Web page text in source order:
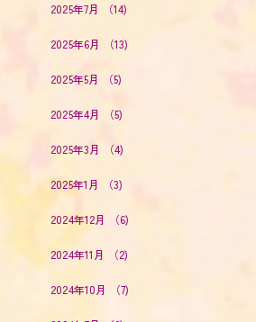
2025年7月 （14)
2025年6月 （13)
2025年5月 （5)
2025年4月 （5)
2025年3月 （4)
2025年1月 （3)
2024年12月 （6)
2024年11月 （2)
2024年10月 （7)